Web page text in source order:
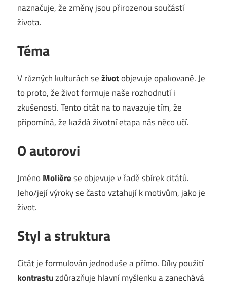
naznačuje, že změny jsou přirozenou součástí
života.
Téma
V různých kulturách seživotobjevuje opakovaně. Je
to proto, že život formuje naše rozhodnutí i
zkušenosti. Tento citát na to navazuje tím, že
připomíná, že každá životní etapa nás něco učí.
O autorovi
Jméno Molièrese objevuje v řadě sbírek citátů.
Jeho/její výroky se často vztahují k motivům, jako je
život.
Styl a struktura
Citát je formulován jednoduše a přímo. Díky použití
kontrastuzdůrazňuje hlavní myšlenku a zanechává